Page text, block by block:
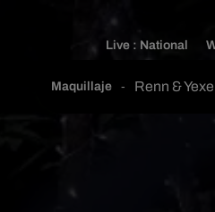
Live : National
Maquillaje - Renn &